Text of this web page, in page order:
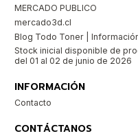
MERCADO PUBLICO
mercado3d.cl
Blog Todo Toner |
Stock inicial disponible de
del 01 al 02 de junio de 2026
INFORMACIÓN
Contacto
CONTÁCTANOS